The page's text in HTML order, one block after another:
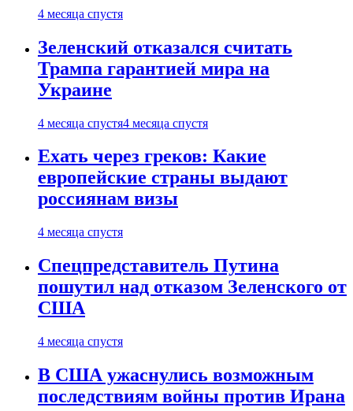
4 месяца спустя
Зеленский отказался считать
Трампа гарантией мира на
Украине
4 месяца спустя4 месяца спустя
Ехать через греков: Какие
европейские страны выдают
россиянам визы
4 месяца спустя
Спецпредставитель Путина
пошутил над отказом Зеленского от
США
4 месяца спустя
В США ужаснулись возможным
последствиям войны против Ирана